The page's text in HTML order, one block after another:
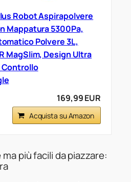
Robot Aspirapolvere
Mappatura 5300Pa,
Polvere 3L,
MagSlim, Design Ultra
169,99 EUR
Acquista su Amazon
più facili da piazzare: